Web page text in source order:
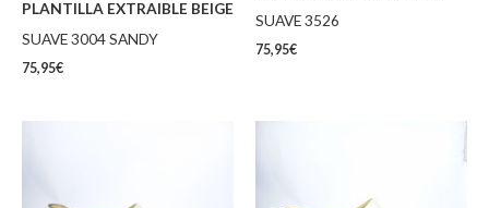
PLANTILLA EXTRAIBLE BEIGE
SUAVE 3004 SANDY
75,95€
SUAVE 3526
75,95€